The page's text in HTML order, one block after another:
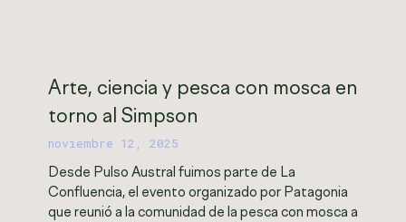
Arte, ciencia y pesca con mosca en
torno al Simpson
noviembre 12, 2025
Desde Pulso Austral fuimos parte de La
Confluencia, el evento organizado por Patagonia
que reunió a la comunidad de la pesca con mosca a